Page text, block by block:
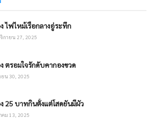
ไฟไหม้เรือกลางอู่ระทึก
กายน 27, 2025
ตรอมใจรักดับคากองขวด
ยน 30, 2025
25 บาทกินตั้งแต่โสดยันมีผัว
คม 13, 2025